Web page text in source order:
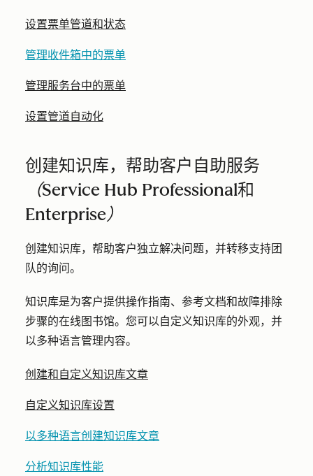
设置票单管道和状态
管理收件箱中的票单
管理服务台中的票单
设置管道自动化
创建知识库，帮助客户自助服务
（Service Hub Professional和
Enterprise）
创建知识库，帮助客户独立解决问题，并转移支持团
队的询问。
知识库是为客户提供操作指南、参考文档和故障排除
步骤的在线图书馆。您可以自定义知识库的外观，并
以多种语言管理内容。
创建和自定义知识库文章
自定义知识库设置
以多种语言创建知识库文章
分析知识库性能